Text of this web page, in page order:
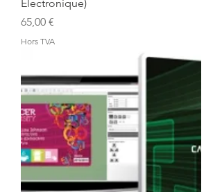
Electronique)
Prix
65,00 €
Hors TVA